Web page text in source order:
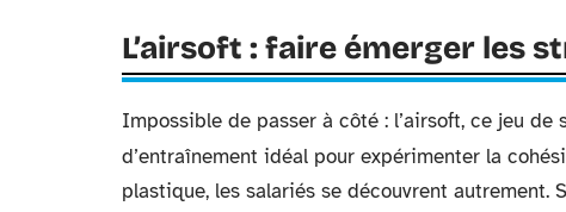
L’airsoft : faire émerger les
Impossible de passer à côté : l’airsoft, ce jeu
d’entraînement idéal pour expérimenter la
plastique, les salariés se découvrent autrement.